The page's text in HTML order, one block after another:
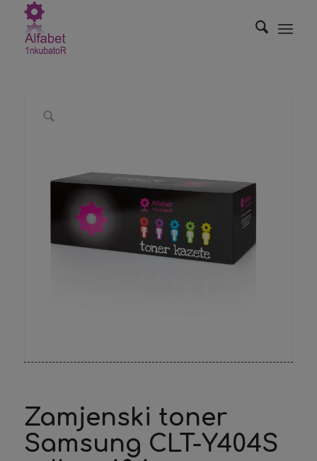
Zamjenski toner
Samsung CLT-Y404S